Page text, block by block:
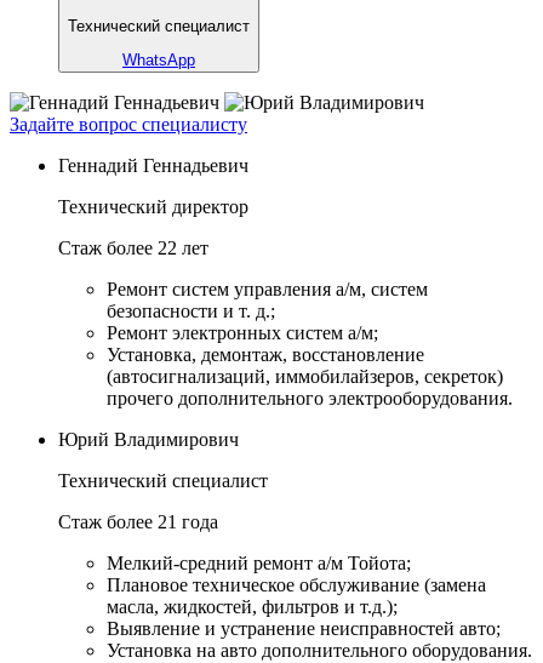
Технический специалист
WhatsApp
Задайте вопрос специалисту
Геннадий Геннадьевич
Технический директор
Стаж более 22 лет
Ремонт систем управления а/м, систем
безопасности и т. д.;
Ремонт электронных систем а/м;
Установка, демонтаж, восстановление
(автосигнализаций, иммобилайзеров, секреток)
прочего дополнительного электрооборудования.
Юрий Владимирович
Технический специалист
Стаж более 21 года
Мелкий-средний ремонт а/м Тойота;
Плановое техническое обслуживание (замена
масла, жидкостей, фильтров и т.д.);
Выявление и устранение неисправностей авто;
Установка на авто дополнительного оборудования.